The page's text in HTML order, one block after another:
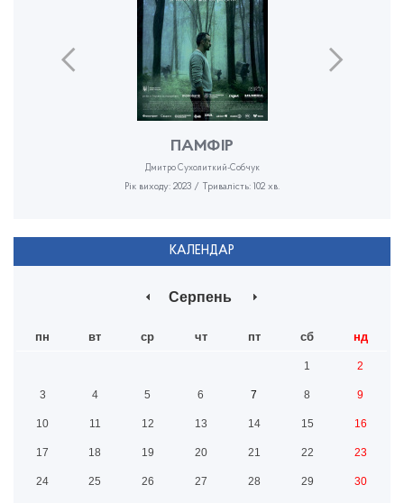
ПАМФІР
Дмитро Сухолиткий-Собчук
Рік виходу: 2023 / Тривалість: 102 хв.
КАЛЕНДАР
Серпень
пн вт ср чт пт сб нд
1 2
3 4 5 6 7 8 9
10 11 12 13 14 15 16
17 18 19 20 21 22 23
24 25 26 27 28 29 30